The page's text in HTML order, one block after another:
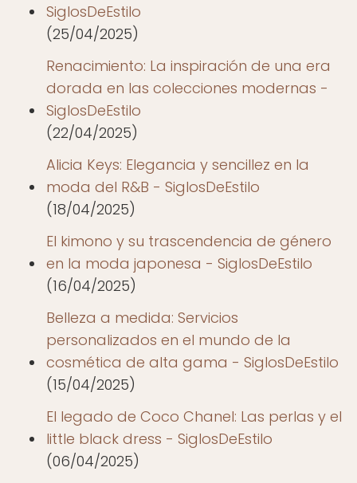
SiglosDeEstilo
(25/04/2025)
Renacimiento: La inspiración de una era
dorada en las colecciones modernas -
SiglosDeEstilo
(22/04/2025)
Alicia Keys: Elegancia y sencillez en la
moda del R&B - SiglosDeEstilo
(18/04/2025)
El kimono y su trascendencia de género
en la moda japonesa - SiglosDeEstilo
(16/04/2025)
Belleza a medida: Servicios
personalizados en el mundo de la
cosmética de alta gama - SiglosDeEstilo
(15/04/2025)
El legado de Coco Chanel: Las perlas y el
little black dress - SiglosDeEstilo
(06/04/2025)